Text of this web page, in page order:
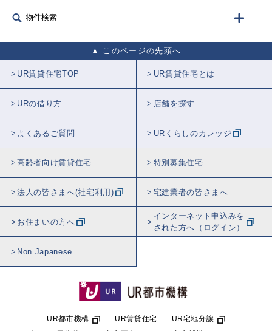
物件検索
このページの先頭へ
UR賃貸住宅TOP UR賃貸住宅とは
URの借り方 店舗を探す
よくあるご質問 URくらしのカレッジ
高齢者向け賃貸住宅 特別募集住宅
法人の皆さまへ(社宅利用) 宅建業者の皆さまへ
お住まいの方へ
インターネット申込みを
された方へ（ログイン）
Non Japanese
UR都市機構 UR賃貸住宅
UR宅地分譲